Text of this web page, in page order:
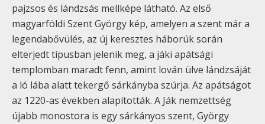
pajzsos és lándzsás mellképe látható. Az első
magyarföldi Szent György kép, amelyen a szent már a
legendabővülés, az új keresztes háborúk során
elterjedt típusban jelenik meg, a jáki apátsági
templomban maradt fenn, amint lován ülve lándzsáját
a ló lába alatt tekergő sárkányba szúrja. Az apátságot
az 1220-as években alapították. A Ják nemzettség
újabb monostora is egy sárkányos szent, György